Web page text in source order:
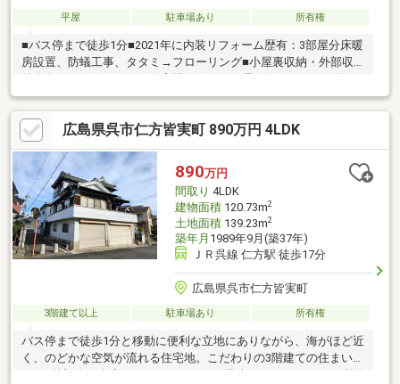
平屋 駐車場あり 所有権
■バス停まで徒歩1分■2021年に内装リフォーム歴有：3部屋分床暖
房設置、防蟻工事、タタミ→フローリング■小屋裏収納・外部収
で徒歩1分とお出かけにも便利です。公園も近く、お散歩や気分転
換にもぴったりの環境です。2021年にフローリングへリフォーム
し、昭和の住宅の味わいを残しつつも、フローリングに床暖房を
備え暮らしやすいようリフォームされています。
広島県呉市仁方皆実町 890万円 4LDK
890万円
間取り 4LDK
建物面積120.73m2
土地面積139.23m2
築年月 1989年9月(築37年)
ＪＲ呉線 仁方駅 徒歩17分
広島県呉市仁方皆実町
3階建て以上 駐車場あり 所有権
バス停まで徒歩1分と移動に便利な立地にありながら、海がほど近
く、のどかな空気が流れる住宅地。こだわりの3階建ての住まいで